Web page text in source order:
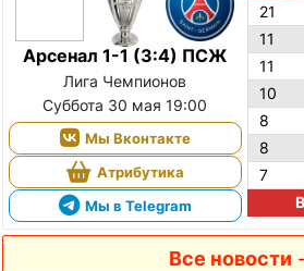
Арсенал 1-1 (3:4) ПСЖ
Лига Чемпионов
Суббота 30 мая 19:00
Мы Вконтакте
Атрибутика
Мы в Telegram
21
11
11
10
8
8
7
Все новости